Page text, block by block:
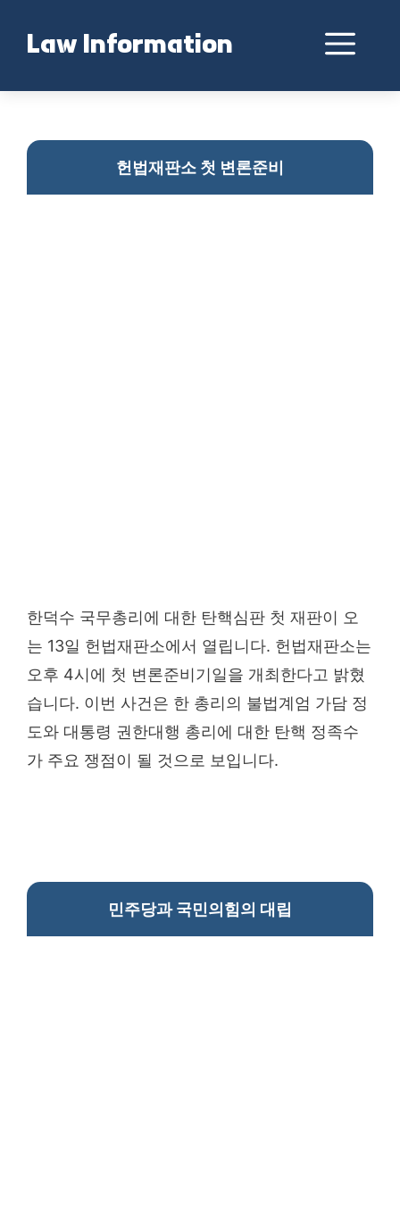
contentLaw Information
헌법재판소 첫 변론준비
한덕수 국무총리에 대한 탄핵심판 첫 재판이 오
는 13일 헌법재판소에서 열립니다. 헌법재판소는
오후 4시에 첫 변론준비기일을 개최한다고 밝혔
습니다. 이번 사건은 한 총리의 불법계엄 가담 정
도와 대통령 권한대행 총리에 대한 탄핵 정족수
가 주요 쟁점이 될 것으로 보입니다.
민주당과 국민의힘의 대립